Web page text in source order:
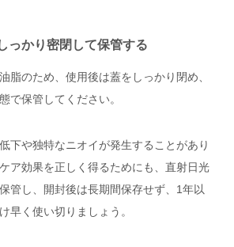
っかり密閉して保管する
脂のため、使用後は蓋をしっかり閉め、
で保管してください。
下や独特なニオイが発生することがあり
ア効果を正しく得るためにも、直射日光
管し、開封後は長期間保存せず、1年以
早く使い切りましょう。